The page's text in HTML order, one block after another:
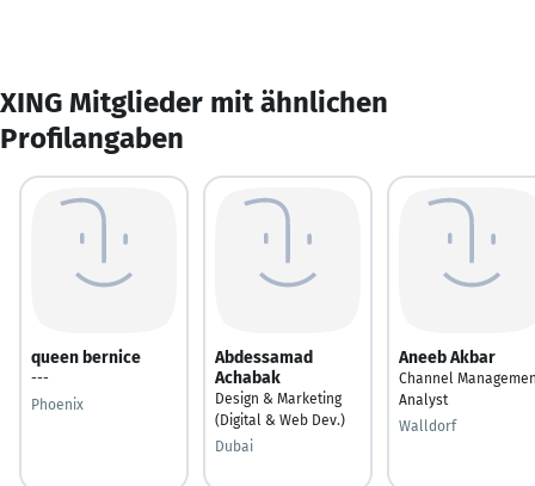
XING Mitglieder mit ähnlichen
Profilangaben
queen bernice
---
Phoenix
Abdessamad
Achabak
Design & Marketing
(Digital & Web Dev.)
Dubai
Aneeb Akbar
Channel
Analyst
Walldorf